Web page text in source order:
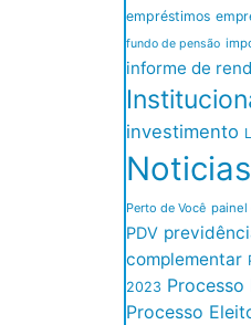
empréstimos
fundo de pensão
informe de
investimento
Noticias
Perto de Você painel
PDV
complementar
2023
Processo